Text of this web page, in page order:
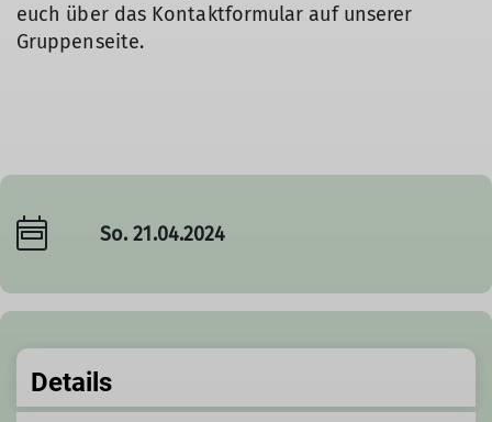
euch über das Kontaktformular auf unserer
Gruppenseite.
So. 21.04.2024
Details